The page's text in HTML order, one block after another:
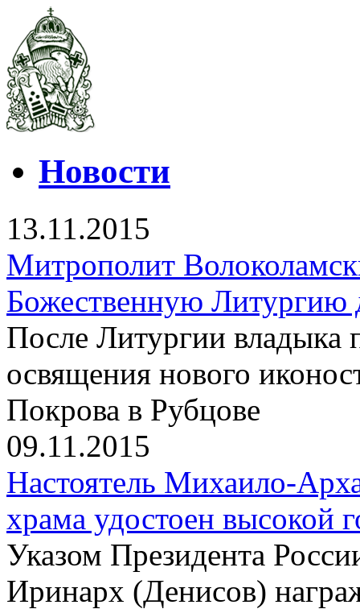
Новости
13.11.2015
Митрополит
Божественную Литургию
После Литургии владыка
освящения нового
Покрова в Рубцове
09.11.2015
Настоятель Михаило-
храма удостоен высокой
Указом Президента
Иринарх (Денисов)